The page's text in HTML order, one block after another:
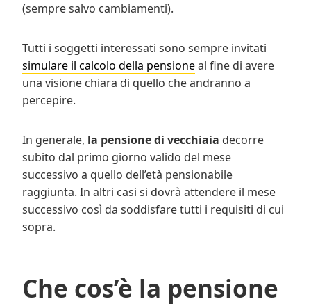
(sempre salvo cambiamenti).
Tutti i soggetti interessati sono sempre invitati
simulare il calcolo della pensioneal fine di avere
una visione chiara di quello che andranno a
percepire.
In generale, la pensione di vecchiaia decorre
subito dal primo giorno valido del mese
successivo a quello dell’età pensionabile
raggiunta. In altri casi si dovrà attendere il mese
successivo così da soddisfare tutti i requisiti di cui
sopra.
Che cos’è la pensione